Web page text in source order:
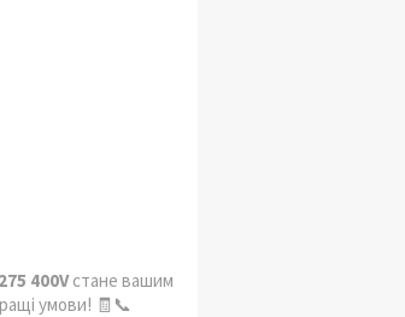
400Vстане вашим
умови! 🧾📞